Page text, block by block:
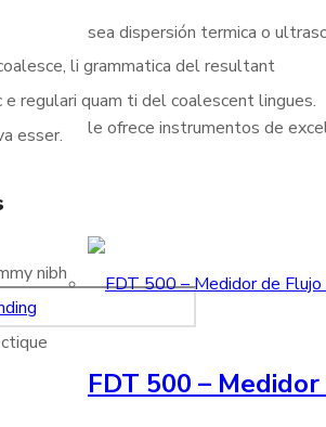
sea dispersión termica o
le ofrece instrumentos de
FDT 500 –
li grammatica del resultant
regulari quam ti del coalescent lingues.
esser.
nibh